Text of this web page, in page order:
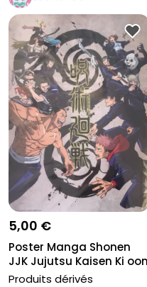
5,00 €
Poster Manga Shonen
JJK Jujutsu Kaisen Ki oon
Produits dérivés